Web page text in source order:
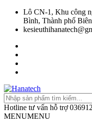
Lô CN-1, Khu công
Bình, Thành phố
Hotline tư vấn hỗ trợ
MENUMENU